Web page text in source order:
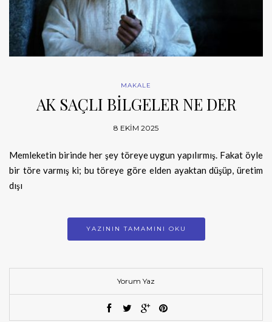
MAKALE
AK SAÇLI BİLGELER NE DER
8 EKIM 2025
Memleketin birinde her şey töreye uygun yapılırmış. Fakat öyle
bir töre varmış ki; bu töreye göre elden ayaktan düşüp, üretim
dışı
YAZININ TAMAMINI OKU
Yorum Yaz